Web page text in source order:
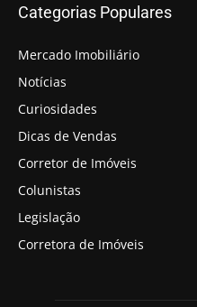
Categorias Populares
Mercado Imobiliário
Notícias
Curiosidades
Dicas de Vendas
Corretor de Imóveis
Colunistas
Legislação
Corretora de Imóveis